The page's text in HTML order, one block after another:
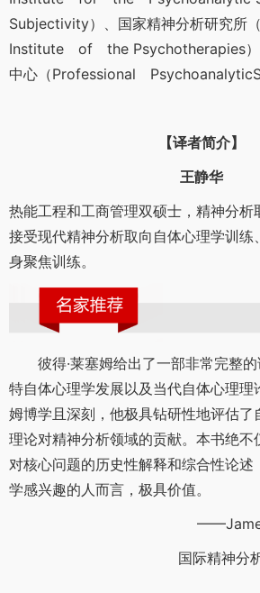
Subjectivity）、国家精神分析研究
Institute of the Psychotherapies）
中心（Professional
【译者简介】
王静华
热能工程和工商管理双硕士，精神分析
接受现代精神分析取向自体心理学训练
身聚焦训练。
彼得·莱塞姆给出了一部非常完整的
特自体心理学发展以及当代自体心理理
姆博学且深刻，他极具钻研性地评估了
理论对精神分析领域的贡献。本书绝不
对核心问题的历史性解释和综合性论述
学感兴趣的人而言，极具价值。
国际精神分